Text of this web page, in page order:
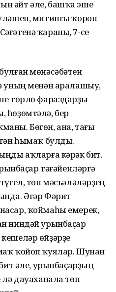
әйт әле, башҡа эше
митингы ҡороп
ҡараны, 7-се
мөнәсәбәтен
уның менән аралашыу,
төрлө фараздарҙы
һөҙөмтәлә, бер
Бөгөн, ана, тағы
һымаҡ булды.
аҡларға кәрәк бит.
тәғәйенләргә
төп мәсьәләләрҙең
Әгәр Фәрит
ҡоймаһы емерек,
ниндәй урынбаҫар
өйҙәрҙе
ҡойоп ҡуялар. Шунан
әле, урынбаҫарҙың
дауаханала төп